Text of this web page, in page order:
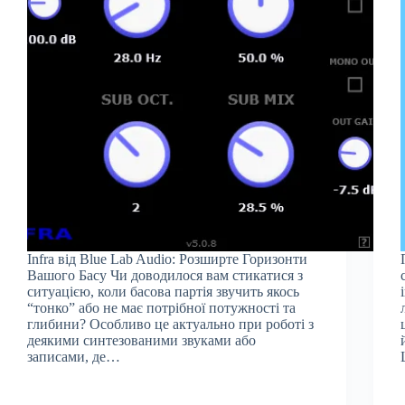
Infra від Blue Lab Audio: Розширте Горизонти
Вашого Басу Чи доводилося вам стикатися з
ситуацією, коли басова партія звучить якось
“тонко” або не має потрібної потужності та
глибини? Особливо це актуально при роботі з
деякими синтезованими звуками або
записами, де…